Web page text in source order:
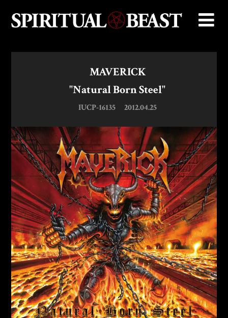
MAVERICK
"Natural Born Steel"
IUCP-16135 2012.04.25